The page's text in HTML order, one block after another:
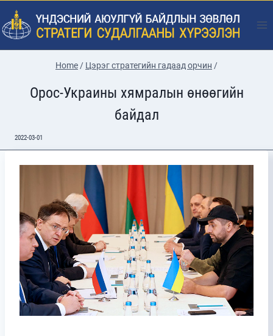
Skip
to
content
Home/ Цэрэг стратегийн гадаад орчин /
Орос-Украины хямралын өнөөгийн
байдал
2022-03-01